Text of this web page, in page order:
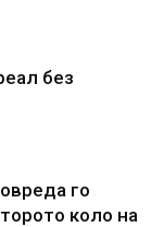
без
го
коло на